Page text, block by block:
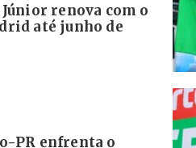
renova com o
até junho de
PR enfrenta o